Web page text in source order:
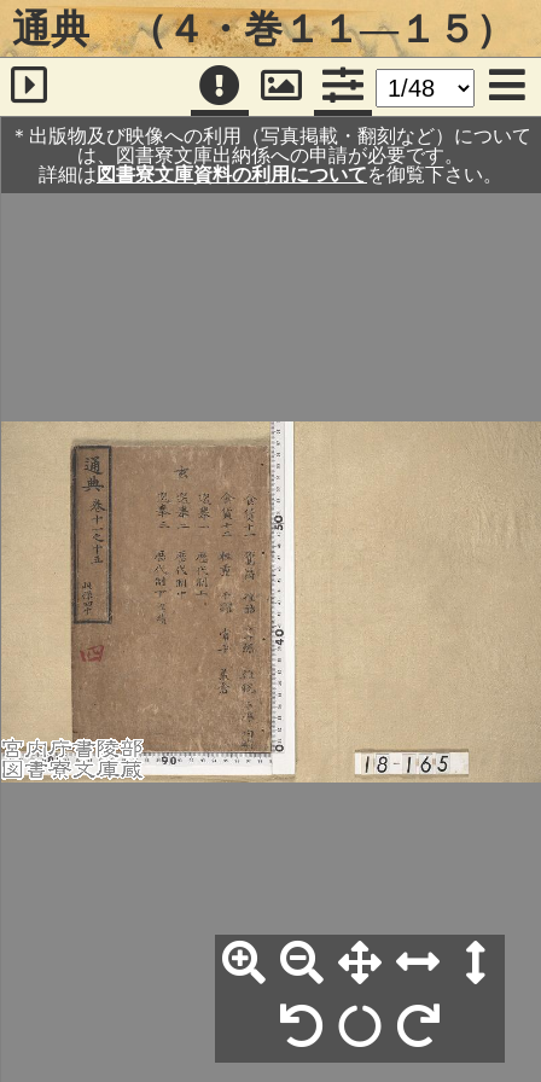
通典 （４・巻１１―１５）
＊出版物及び映像への利用（写真掲載・翻刻など）について
は、図書寮文庫出納係への申請が必要です。
詳細は 図書寮文庫資料の利用についてを御覧下さい。